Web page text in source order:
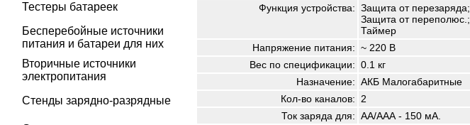
Тестеры батареек
Бесперебойные источники
питания и батареи для них
Вторичные источники
электропитания
Стенды зарядно-разрядные
Функция устройства: Защита от перезаряда;
Защита от переполюс.;
Таймер
Напряжение питания: ~ 220 В
Вес по спецификации: 0.1 кг
Назначение: АКБ Малогабаритные
Кол-во каналов:
2
Ток заряда для: AA/ААА - 150 мА.